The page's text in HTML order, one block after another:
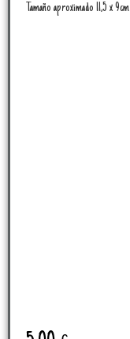
Tamaño aproximado 11,5 x 9cm